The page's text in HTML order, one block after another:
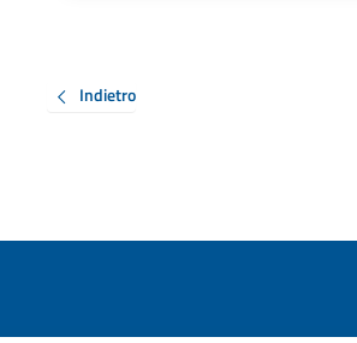
Indietro